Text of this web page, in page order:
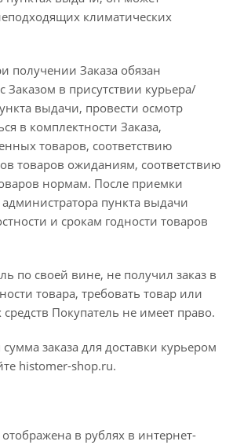
климатических
получении Заказа обязан
Заказом в присутствии курьера/
выдачи, провести осмотр
в комплектности Заказа,
товаров, соответствию
товаров ожиданиям, соответствию
нормам. После приемки
пункта выдачи
и срокам годности товаров
по своей вине, не получил заказ в
товара, требовать товар или
Покупатель не имеет право.
заказа для доставки курьером
histomer-shop.ru.
в рублях в интернет-